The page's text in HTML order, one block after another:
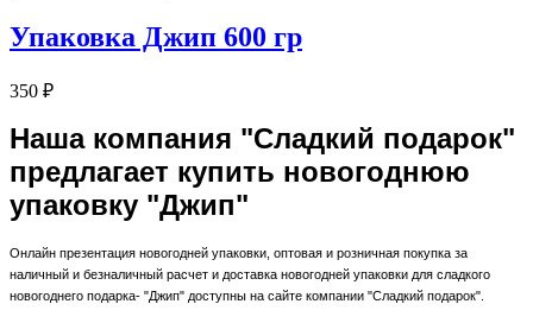
Упаковка Джип 600 гр
350 ₽
Наша компания "Сладкий подарок"
предлагает купить новогоднюю
упаковку "Джип"
Онлайн презентация новогодней упаковки, оптовая и розничная покупка за
наличный и безналичный расчет и доставка новогодней упаковки для сладкого
новогоднего подарка- "Джип" доступны на сайте компании "Сладкий подарок".